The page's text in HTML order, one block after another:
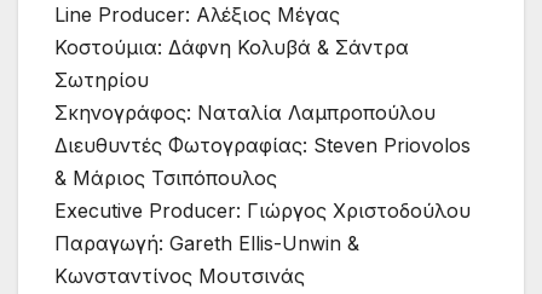
Line Producer: Αλέξιος Μέγας
Κοστούμια: Δάφνη Κολυβά & Σάντρα
Σωτηρίου
Σκηνογράφος: Ναταλία Λαμπροπούλου
Διευθυντές Φωτογραφίας: Steven Priovolos
& Μάριος Τσιπόπουλος
Executive Producer: Γιώργος Χριστοδούλου
Παραγωγή: Gareth Ellis-Unwin &
Κωνσταντίνος Μουτσινάς